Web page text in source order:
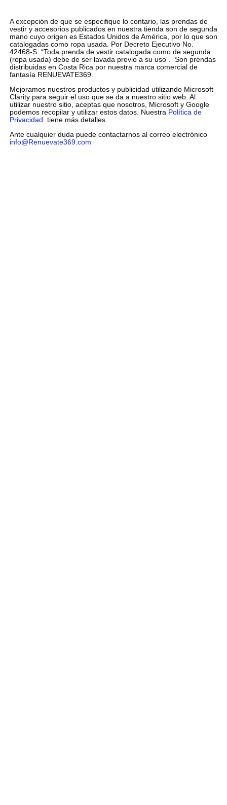
A excepción de que se especifique lo contario, las prendas de
vestir y accesorios publicados en nuestra tienda son de segunda
mano cuyo origen es Estados Unidos de América, por lo que son
catalogadas como ropa usada. Por Decreto Ejecutivo No.
42468-S: “Toda prenda de vestir catalogada como de segunda
(ropa usada) debe de ser lavada previo a su uso”. Son prendas
distribuidas en Costa Rica por nuestra marca comercial de
fantasía RENUEVATE369.
Mejoramos nuestros productos y publicidad utilizando Microsoft
Clarity para seguir el uso que se da a nuestro sitio web. Al
utilizar nuestro sitio, aceptas que nosotros, Microsoft y Google
podemos recopilar y utilizar estos datos. Nuestra Política de
Privacidad tiene más detalles.
Ante cualquier duda puede contactarnos al correo electrónico
info@Renuevate369.com